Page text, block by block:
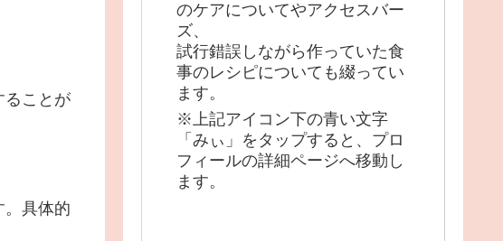
ることが
。具体的
のケアについてやアクセスバー
ズ、
試行錯誤しながら作っていた食
事のレシピについても綴ってい
ます。
※上記アイコン下の青い文字
「みぃ」をタップすると、プロ
フィールの詳細ページへ移動し
ます。